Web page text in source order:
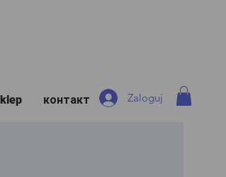
контакт Zaloguj